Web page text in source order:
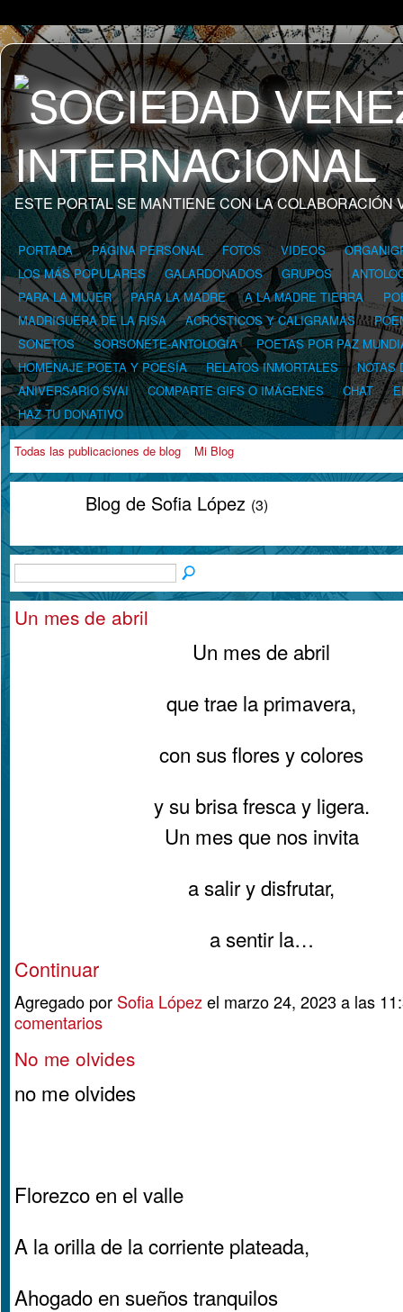
ESTE PORTAL SE MANTIENE CON LA COLABORACIÓN
PORTADA PÁGINA PERSONAL FOTOS VIDEOS
LOS MÁS POPULARES
GALARDONADOS GRUPOS
PARA LA MUJER
PARA LA MADRE A LA MADRE TIERRA
MADRIGUERA DE LA RISA
ACRÓSTICOS Y CALIGRAMAS
SONETOS
SORSONETE-ANTOLOGÍA
POETAS POR PAZ
HOMENAJE POETA Y POESÍA
RELATOS INMORTALES
NOTAS
ANIVERSARIO SVAI
COMPARTE GIFS O IMÁGENES CHAT
HAZ TU DONATIVO
Todas las publicaciones de blog Mi Blog
Blog de Sofia López (3)
Un mes de abril
Un mes de abril
que trae la primavera,
con sus flores y colores
y su brisa fresca y ligera.
Un mes que nos invita
a salir y disfrutar,
a sentir la…
Continuar
Agregado por Sofia López el marzo 24, 2023 a las
comentarios
No me olvides
no me olvides
Florezco en el valle
A la orilla de la corriente plateada,
Ahogado en sueños tranquilos